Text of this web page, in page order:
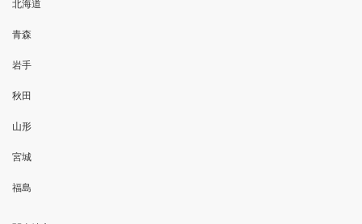
北海道
青森
岩手
秋田
山形
宮城
福島